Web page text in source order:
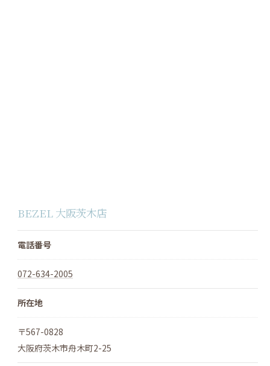
BEZEL 大阪茨木店
電話番号
072-634-2005
所在地
〒567-0828
大阪府茨木市舟木町2-25